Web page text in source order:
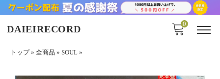
DAIEIRECORD 0
トップ» 全商品 » SOUL »